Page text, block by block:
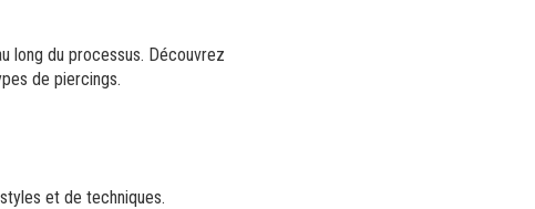
long du processus. Découvrez
de piercings.
et de techniques.